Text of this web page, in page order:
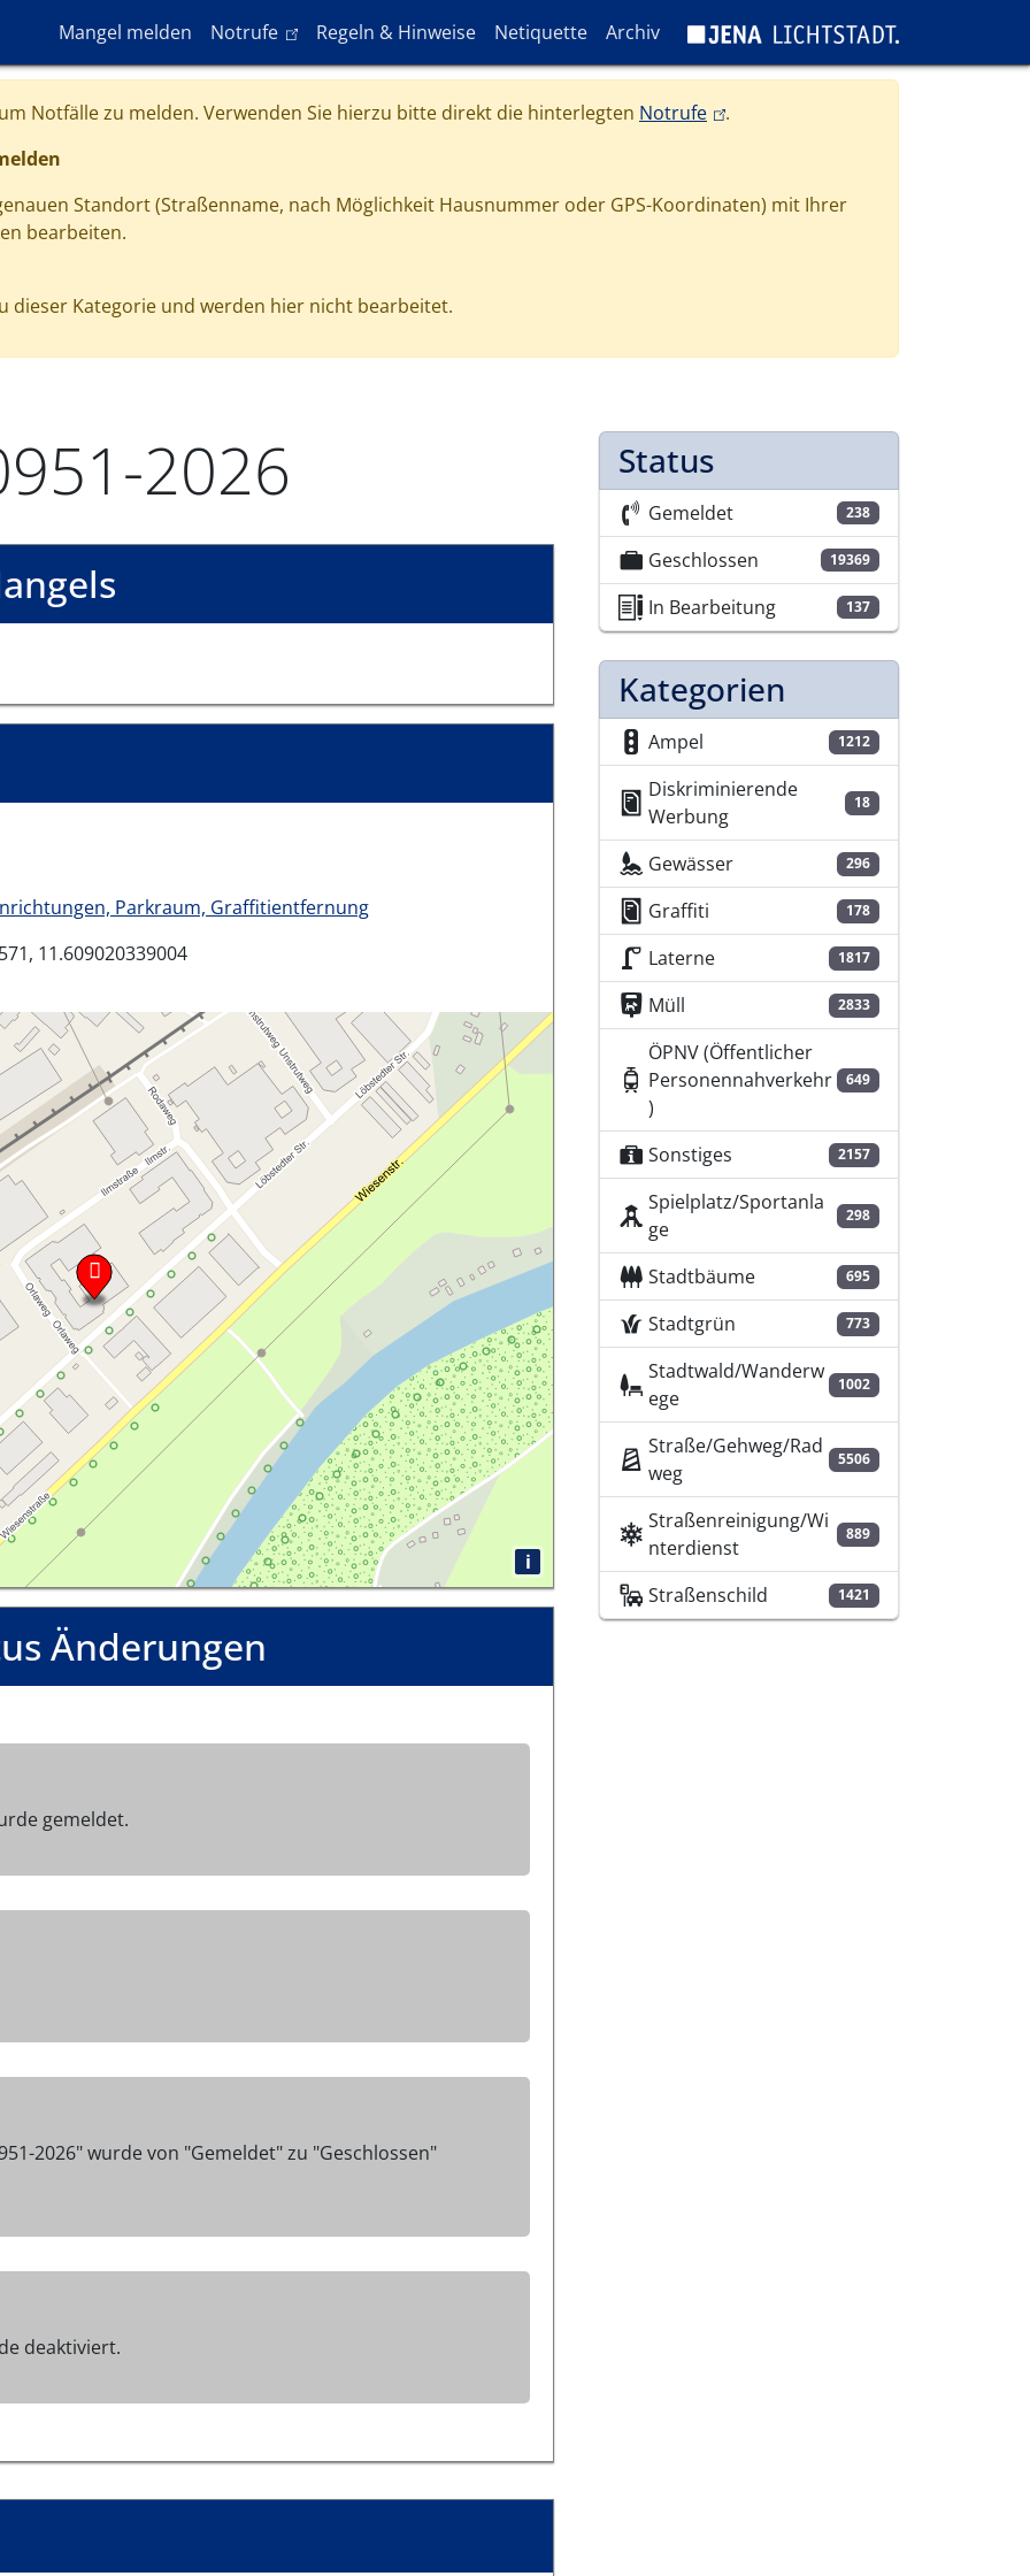
Hauptnavigation
Mangel melden Notrufe(link is external)
Regeln & Hinweise Netiquette Archiv
Notfälle zu melden. Verwenden Sie hierzu bitte direkt die hinterlegten Notrufe(link is external)
.
Standort (Straßenname, nach Möglichkeit Hausnummer oder GPS-Koordinaten) mit Ihrer
bearbeiten.
dieser Kategorie und werden hier nicht bearbeitet.
2026
Parkraum, Graffitientfernung
11.609020339004
i
Änderungen
gemeldet.
2026" wurde von "Gemeldet" zu "Geschlossen"
deaktiviert.
Status
Gemeldet 238
Geschlossen 19369
In Bearbeitung 137
Kategorien
Ampel 1212
Diskriminierende
Werbung
18
Gewässer 296
Graffiti 178
Laterne 1817
Müll 2833
ÖPNV (Öffentlicher
Personennahverkehr
)
649
Sonstiges 2157
Spielplatz/Sportanla
ge
298
Stadtbäume 695
Stadtgrün 773
Stadtwald/Wanderw
ege
1002
Straße/Gehweg/Rad
weg
5506
Straßenreinigung/Wi
nterdienst
889
Straßenschild 1421